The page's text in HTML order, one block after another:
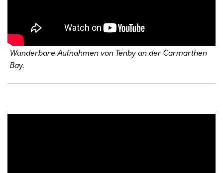
Wunderbare Aufnahmen von Tenby an der Carmarthen
Bay.